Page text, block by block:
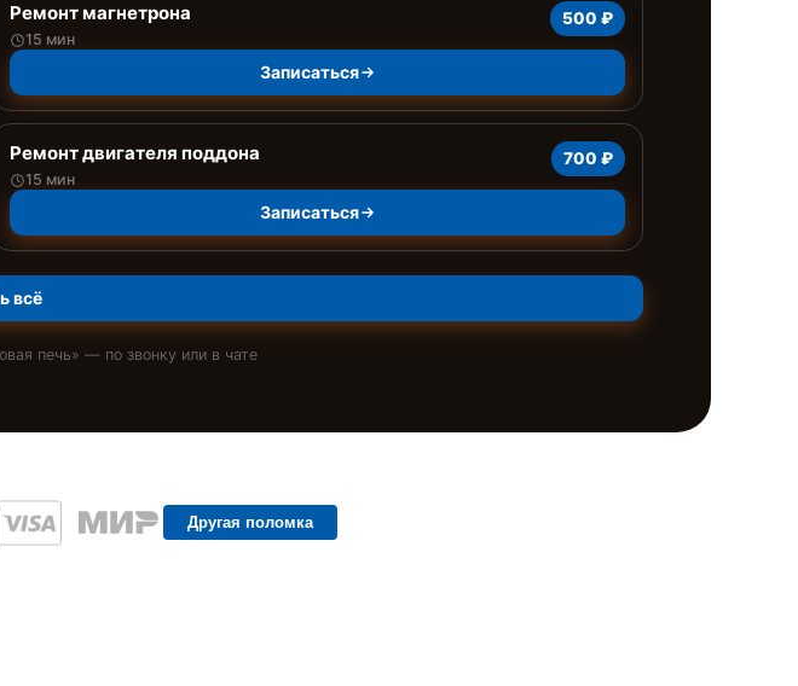
Ремонт магнетрона
15 мин
500 ₽
Записаться
Ремонт двигателя поддона
15 мин
700 ₽
Записаться
всё
печь» — по звонку или в чате
Другая поломка